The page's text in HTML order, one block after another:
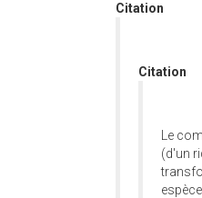
Citation
Citation
Le
(d'un